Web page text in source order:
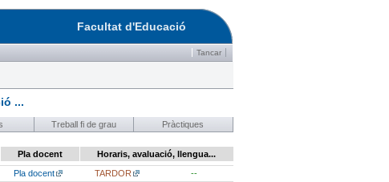
Facultat d'Educació
Tancar
...
Treball fi de grau Pràctiques
Pla docent Horaris, avaluació, llengua...
Pla docent TARDOR
--